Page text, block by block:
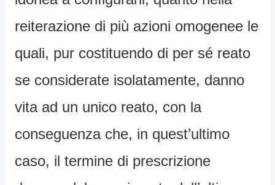
reiterazione di più azioni omogenee le
quali, pur costituendo di per sé reato
se considerate isolatamente, danno
vita ad un unico reato, con la
conseguenza che, in quest’ultimo
caso, il termine di prescrizione